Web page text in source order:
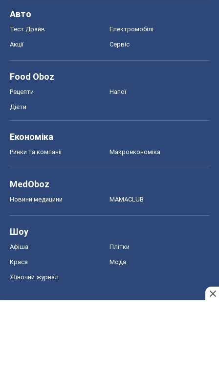
Авто
Тест Драйв Електромобілі
Акції Сервіс
Food Oboz
Рецепти Напої
Дієти
Економіка
Ринки та компанії Макроекономіка
MedOboz
Новини медицини MAMACLUB
Шоу
Афіша Плітки
Краса Мода
Жіночий журнал